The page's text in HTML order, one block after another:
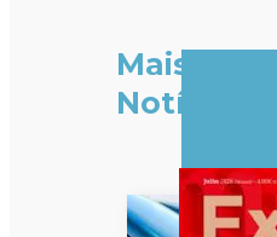
Mais
Notícias